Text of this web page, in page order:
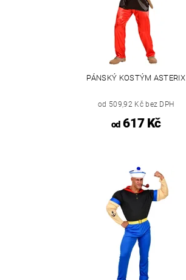
PÁNSKÝ KOSTÝM ASTERIX
od 509,92 Kč bez DPH
od617 Kč